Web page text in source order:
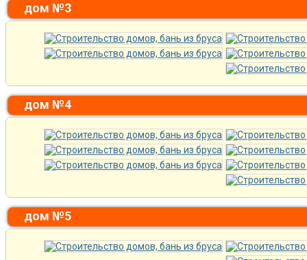
дом №3
дом №4
дом №5